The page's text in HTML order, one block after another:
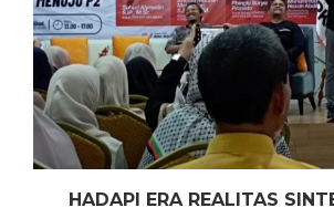
HADAPI ERA REALITAS